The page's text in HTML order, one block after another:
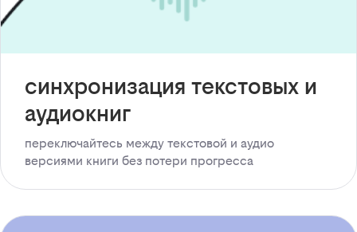
синхронизация текстовых и
аудиокниг
переключайтесь между текстовой и аудио
версиями книги без потери прогресса